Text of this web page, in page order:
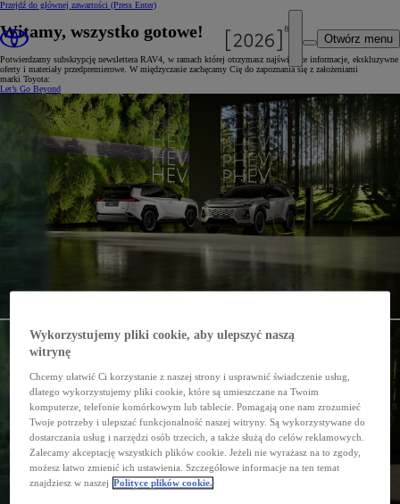
Przejdź do głównej zawartości (Press Enter)
Otwórz menu
Witamy, wszystko gotowe!
Potwierdzamy subskrypcję newslettera RAV4, w ramach której otrzymasz najświeższe informacje, ekskluzywne
oferty i materiały przedpremierowe. W międzyczasie zachęcamy Cię do zapoznania się z założeniami
marki Toyota:
Let’s Go Beyond
Wykorzystujemy pliki cookie, aby ulepszyć naszą
witrynę
Chcemy ułatwić Ci korzystanie z naszej strony i usprawnić świadczenie usług,
dlatego wykorzystujemy pliki cookie, które są umieszczane na Twoim
komputerze, telefonie komórkowym lub tablecie. Pomagają one nam zrozumieć
Twoje potrzeby i ulepszać funkcjonalność naszej witryny. Są wykorzystywane do
dostarczania usług i narzędzi osób trzecich, a także służą do celów reklamowych.
Zalecamy akceptację wszystkich plików cookie. Jeżeli nie wyrażasz na to zgody,
możesz łatwo zmienić ich ustawienia. Szczegółowe informacje na ten temat
znajdziesz w naszej Polityce plików cookie.